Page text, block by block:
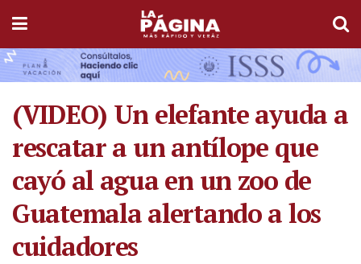
(VIDEO) Un elefante ayuda a
rescatar a un antílope que
cayó al agua en un zoo de
Guatemala alertando a los
cuidadores